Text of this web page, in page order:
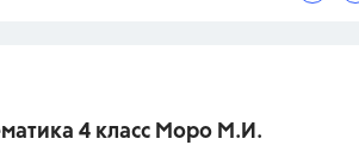
4 класс Моро М.И.